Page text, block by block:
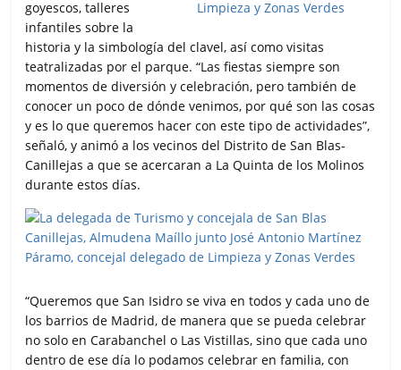
goyescos, talleres
infantiles sobre la
historia y la simbología del clavel, así como visitas
teatralizadas por el parque. “Las fiestas siempre son
momentos de diversión y celebración, pero también de
conocer un poco de dónde venimos, por qué son las cosas
y es lo que queremos hacer con este tipo de actividades”,
señaló, y animó a los vecinos del Distrito de San Blas-
Canillejas a que se acercaran a La Quinta de los Molinos
durante estos días.
“Queremos que San Isidro se viva en todos y cada uno de
los barrios de Madrid, de manera que se pueda celebrar
no solo en Carabanchel o Las Vistillas, sino que cada uno
dentro de ese día lo podamos celebrar en familia, con